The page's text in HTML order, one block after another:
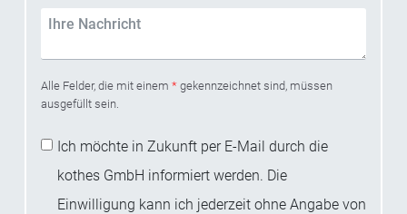
Alle Felder, die mit einem * gekennzeichnet sind, müssen
ausgefüllt sein.
Ich möchte in Zukunft per E-Mail durch die
kothes GmbH informiert werden. Die
Einwilligung kann ich jederzeit ohne Angabe von